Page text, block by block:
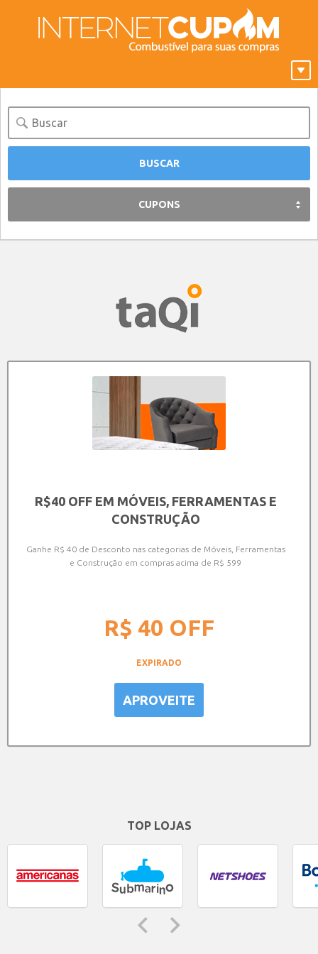
CUPONS
R$40 OFF EM MÓVEIS, FERRAMENTAS E
CONSTRUÇÃO
Ganhe R$ 40 de Desconto nas categorias de Móveis, Ferramentas
e Construção em compras acima de R$ 599
R$ 40 OFF
EXPIRADO
APROVEITE
TOP LOJAS